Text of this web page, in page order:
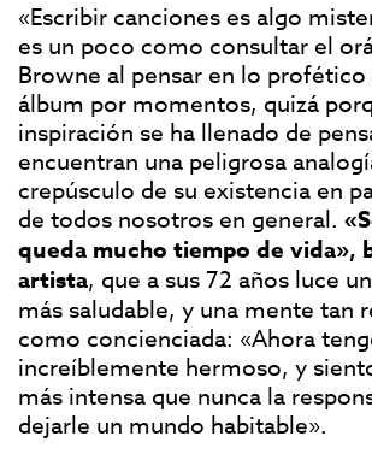
«Escribir canciones es algo
es un poco como consultar el
Browne al pensar en lo profético
álbum por momentos, quizá
inspiración se ha llenado de
encuentran una peligrosa
crepúsculo de su existencia en
de todos nosotros en general.
queda mucho tiempo de vida»,
artista, que a sus 72 años luce
más saludable, y una mente tan
como concienciada: «Ahora
increíblemente hermoso, y
más intensa que nunca la
dejarle un mundo habitable».